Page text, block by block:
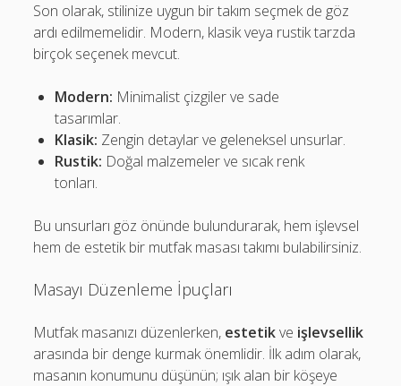
Son olarak, stilinize uygun bir takım seçmek de göz
ardı edilmemelidir. Modern, klasik veya rustik tarzda
birçok seçenek mevcut.
Modern: Minimalist çizgiler ve sade
tasarımlar.
Klasik: Zengin detaylar ve geleneksel unsurlar.
Rustik: Doğal malzemeler ve sıcak renk
tonları.
Bu unsurları göz önünde bulundurarak, hem işlevsel
hem de estetik bir mutfak masası takımı bulabilirsiniz.
Masayı Düzenleme İpuçları
Mutfak masanızı düzenlerken, estetikve işlevsellik
arasında bir denge kurmak önemlidir. İlk adım olarak,
masanın konumunu düşünün; ışık alan bir köşeye